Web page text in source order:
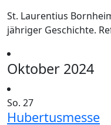
St. Laurentius
jähriger Geschichte.
Oktober 2024
So. 27
Hubertusmesse